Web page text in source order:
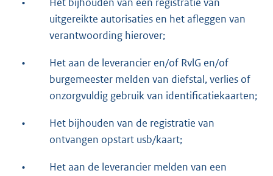
•
Het bijhouden van een registratie van
uitgereikte autorisaties en het afleggen van
verantwoording hierover;
•
Het aan de leverancier en/of RvlG en/of
burgemeester melden van diefstal, verlies of
onzorgvuldig gebruik van identificatiekaarten;
•
Het bijhouden van de registratie van
ontvangen opstart usb/kaart;
•
Het aan de leverancier melden van een